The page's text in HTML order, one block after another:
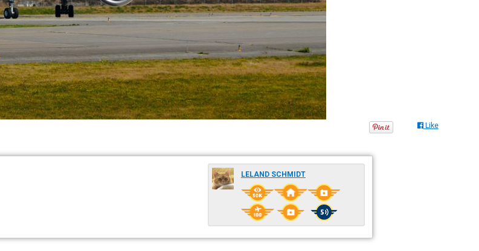
Like
LELAND SCHMIDT